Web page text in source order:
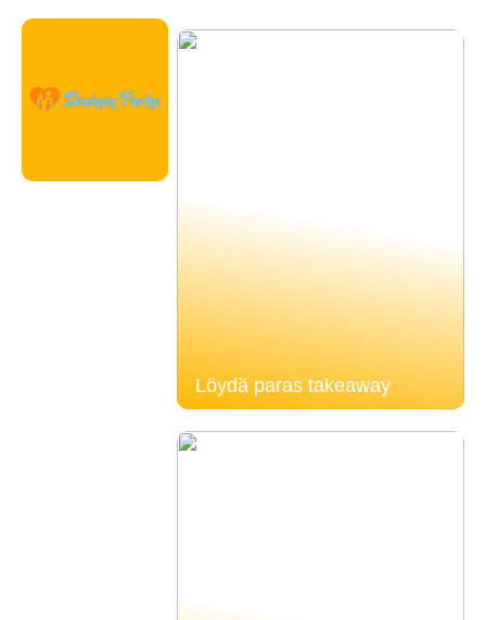
Löydä paras takeaway